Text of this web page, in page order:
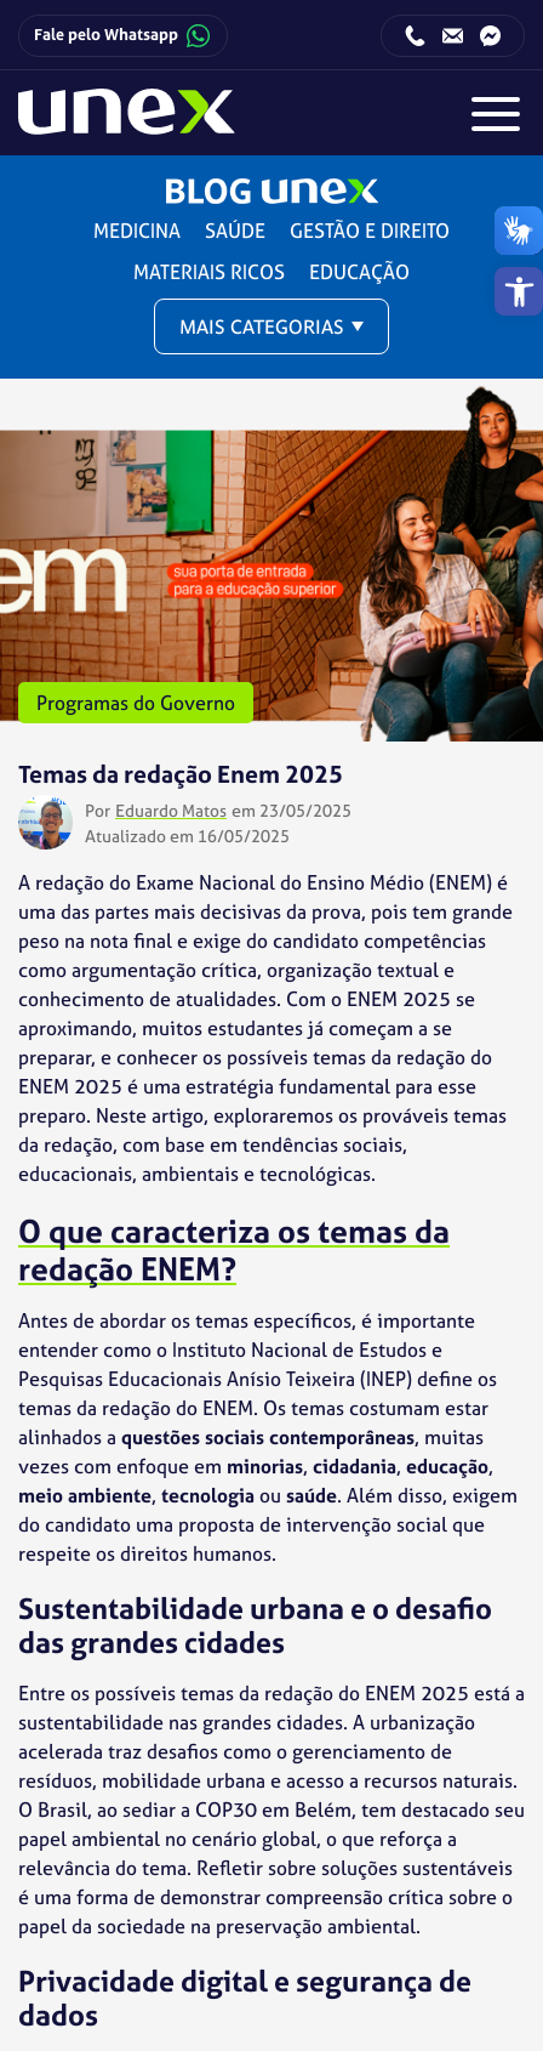
Barra
Fale pelo Whatsapp
MEDICINA SAÚDE
GESTÃO E DIREITO
MATERIAIS RICOS
EDUCAÇÃO
MAIS CATEGORIAS
Programas do Governo
Temas da redação Enem 2025
Por Eduardo Matos em 23/05/2025
Atualizado em 16/05/2025
A redação do Exame Nacional do Ensino Médio (ENEM) é
uma das partes mais decisivas da prova, pois tem grande
peso na nota final e exige do candidato competências
como argumentação crítica, organização textual e
conhecimento de atualidades. Com o ENEM 2025 se
aproximando, muitos estudantes já começam a se
preparar, e conhecer os possíveis temas da redação do
ENEM 2025 é uma estratégia fundamental para esse
preparo. Neste artigo, exploraremos os prováveis temas
da redação, com base em tendências sociais,
educacionais, ambientais e tecnológicas.
O que caracteriza os temas da
redação ENEM?
Antes de abordar os temas específicos, é importante
entender como o Instituto Nacional de Estudos e
Pesquisas Educacionais Anísio Teixeira (INEP) define os
temas da redação do ENEM. Os temas costumam estar
alinhados a questões sociais contemporâneas, muitas
vezes com enfoque em minorias, cidadania, educação,
meio ambiente, tecnologiaou saúde. Além disso, exigem
do candidato uma proposta de intervenção social que
respeite os direitos humanos.
Sustentabilidade urbana e o desafio
das grandes cidades
Entre os possíveis temas da redação do ENEM 2025 está a
sustentabilidade nas grandes cidades. A urbanização
acelerada traz desafios como o gerenciamento de
resíduos, mobilidade urbana e acesso a recursos naturais.
O Brasil, ao sediar a COP30 em Belém, tem destacado seu
papel ambiental no cenário global, o que reforça a
relevância do tema. Refletir sobre soluções sustentáveis
é uma forma de demonstrar compreensão crítica sobre o
papel da sociedade na preservação ambiental.
Privacidade digital e segurança de
dados